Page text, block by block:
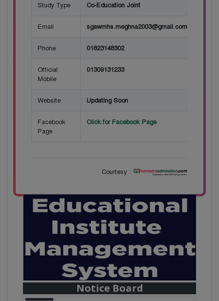
Study Type Co-Education Joint
Email sgawmhs.meghna2003@gmail.com
Phone 01823148302
Official
Mobile
01309131233
Website Updating Soon
Facebook
Page
Click for Facebook Page
Courtesy :
Notice Board
বাজেটের মধ্যে প্রাইভেট ইউনিভার্সিটিতে অনার্স পড়ার
সুযোগ। ২০টির অধিক বিষয়, ৪ বছরে মোট খরচ ২ লক্ষ
থেকে ৫ লক্ষ টাকা। আবেদন লিংকঃ
HonoursAdmission.com/apply